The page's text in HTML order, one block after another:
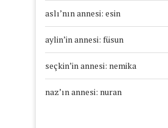
aslı’nın annesi: esin
aylin’in annesi: füsun
seçkin’in annesi: nemika
naz’ın annesi: nuran